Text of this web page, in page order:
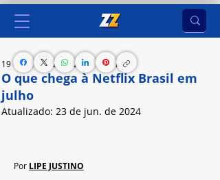
O que chega à Netflix Brasil em
julho
19 de jun. de 2024 2 min de leitura
Atualizado: 23 de jun. de 2024
Por LIPE JUSTINO